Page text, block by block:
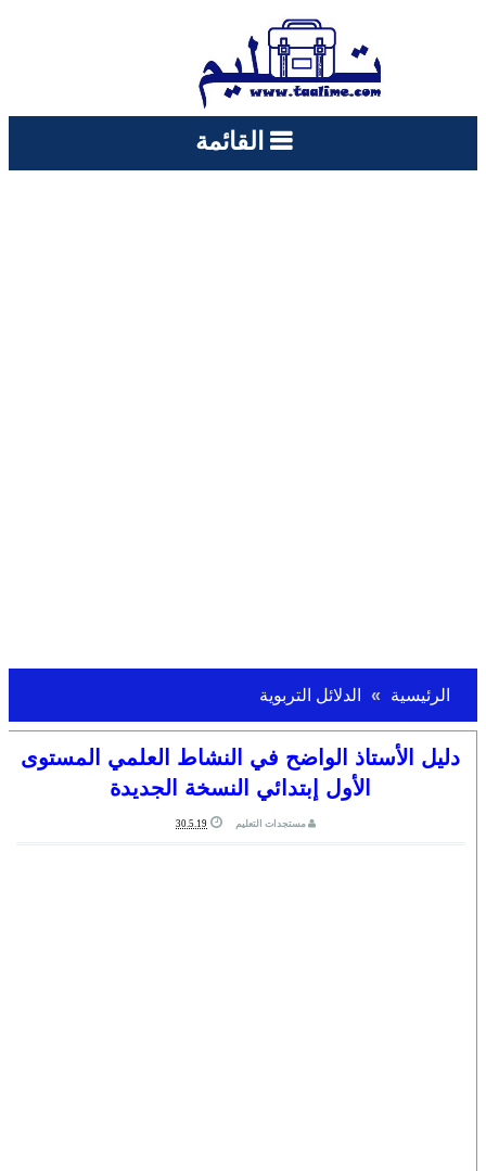
القائمة
الرئيسية الدلائل التربوية
دليل الأستاذ الواضح في النشاط العلمي المستوى
الأول إبتدائي النسخة الجديدة
مستجدات التعليم 30.5.19